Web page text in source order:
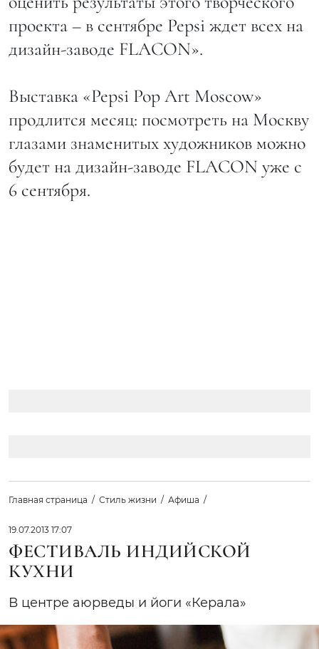
проекта – в сентябре Pepsi ждет всех на
дизайн-заводе FLACON».
Выставка «Pepsi Pop Art Moscow»
продлится месяц: посмотреть на Москву
глазами знаменитых художников можно
будет на дизайн-заводе FLACON уже с
6 сентября.
Главная страница Стиль жизни Афиша
19.07.2013 17:07
ФЕСТИВАЛЬ ИНДИЙСКОЙ
КУХНИ
В центре аюрведы и йоги «Керала»